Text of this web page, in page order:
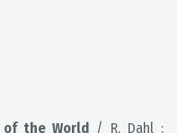
of the World / R. Dahl ;